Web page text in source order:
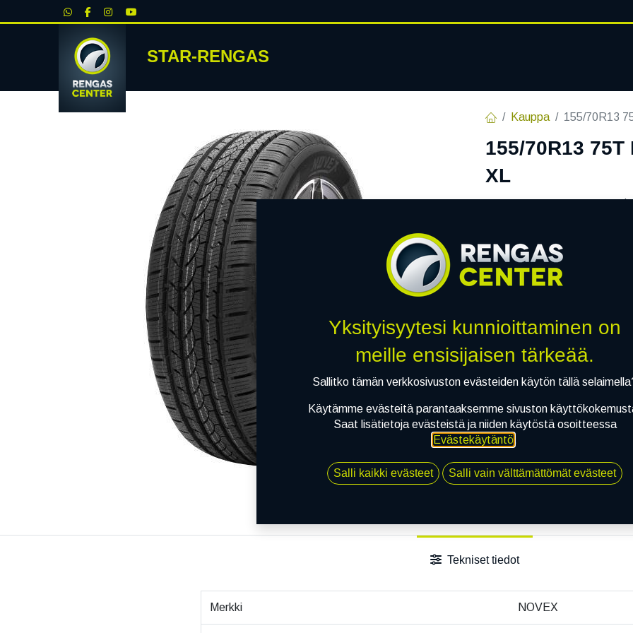
STAR-RENGAS
Kauppa 155/70R13
155/70R13 75T
XL
EAN:4718022016232
NOVEX
Jaa
Toimitusehdot
Tekniset tiedot
Merkki NOVEX
Yksityisyytesi kunnioittaminen on
meille ensisijaisen tärkeää.
Sallitko tämän verkkosivuston evästeiden käytön tällä
Käytämme evästeitä parantaaksemme sivuston
Saat lisätietoja evästeistä ja niiden käytöstä osoitteessa
Evästekäytäntö.
Salli kaikki evästeet Salli vain välttämättömät evästeet